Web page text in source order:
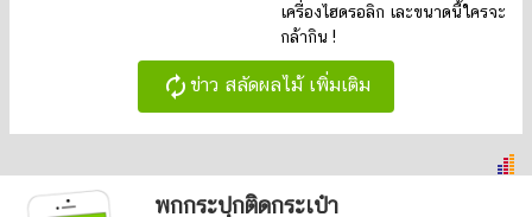
เครื่องไฮดรอลิก เละขนาดนี้ใครจะ
กล้ากิน !
autorenew ข่าว สลัดผลไม้ เพิ่มเติม
พกกระปุกติดกระเป๋า